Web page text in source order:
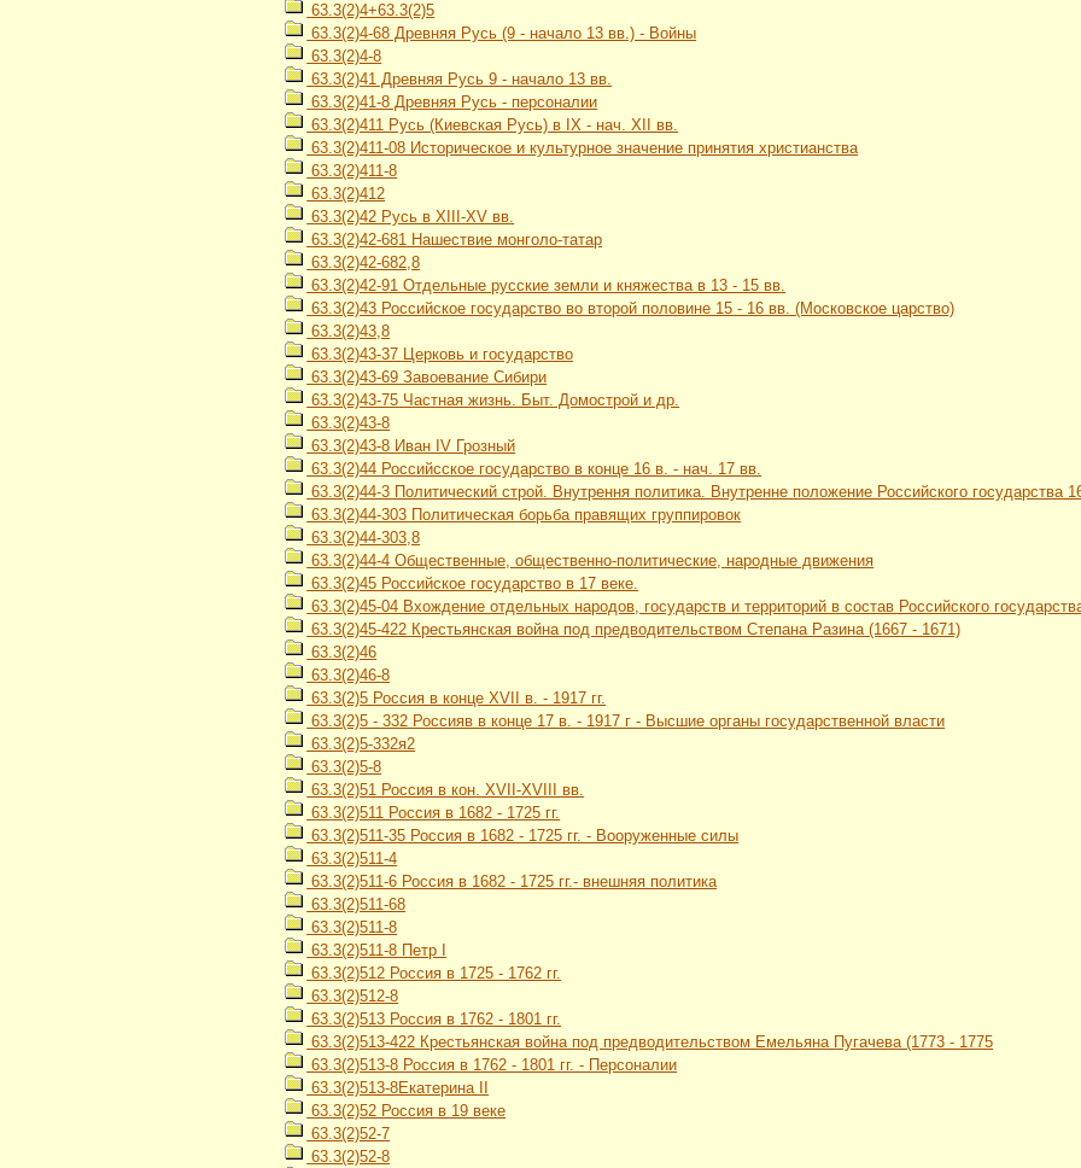
63.3(2)4+63.3(2)5
63.3(2)4-68 Древняя Русь (9 - начало 13 вв.) - Войны
63.3(2)4-8
63.3(2)41 Древняя Русь 9 - начало 13 вв.
63.3(2)41-8 Древняя Русь - персоналии
63.3(2)411 Русь (Киевская Русь) в IX - нач. XII вв.
63.3(2)411-08 Историческое и культурное значение принятия христианства
63.3(2)411-8
63.3(2)412
63.3(2)42 Русь в XIII-XV вв.
63.3(2)42-681 Нашествие монголо-татар
63.3(2)42-682,8
63.3(2)42-91 Отдельные русские земли и княжества в 13 - 15 вв.
63.3(2)43 Российское государство во второй половине 15 - 16 вв. (Московское царство)
63.3(2)43,8
63.3(2)43-37 Церковь и государство
63.3(2)43-69 Завоевание Сибири
63.3(2)43-75 Частная жизнь. Быт. Домострой и др.
63.3(2)43-8
63.3(2)43-8 Иван IV Грозный
63.3(2)44 Российсское государство в конце 16 в. - нач. 17 вв.
63.3(2)44-3 Политический строй. Внутрення политика. Внутренне положение Российского государства
63.3(2)44-303 Политическая борьба правящих группировок
63.3(2)44-303,8
63.3(2)44-4 Общественные, общественно-политические, народные движения
63.3(2)45 Российское государство в 17 веке.
63.3(2)45-04 Вхождение отдельных народов, государств и территорий в состав Российского
63.3(2)45-422 Крестьянская война под предводительством Степана Разина (1667 - 1671)
63.3(2)46
63.3(2)46-8
63.3(2)5 Россия в конце XVII в. - 1917 гг.
63.3(2)5 - 332 Россияв в конце 17 в. - 1917 г - Высшие органы государственной власти
63.3(2)5-332я2
63.3(2)5-8
63.3(2)51 Россия в кон. XVII-XVIII вв.
63.3(2)511 Россия в 1682 - 1725 гг.
63.3(2)511-35 Россия в 1682 - 1725 гг. - Вооруженные силы
63.3(2)511-4
63.3(2)511-6 Россия в 1682 - 1725 гг.- внешняя политика
63.3(2)511-68
63.3(2)511-8
63.3(2)511-8 Петр I
63.3(2)512 Россия в 1725 - 1762 гг.
63.3(2)512-8
63.3(2)513 Россия в 1762 - 1801 гг.
63.3(2)513-422 Крестьянская война под предводительством Емельяна Пугачева (1773 - 1775
63.3(2)513-8 Россия в 1762 - 1801 гг. - Персоналии
63.3(2)513-8Екатерина II
63.3(2)52 Россия в 19 веке
63.3(2)52-7
63.3(2)52-8